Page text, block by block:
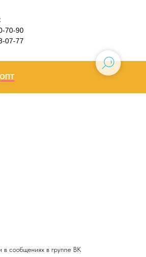
70-90
07-77
ОПТ
в сообщениях в группе ВК